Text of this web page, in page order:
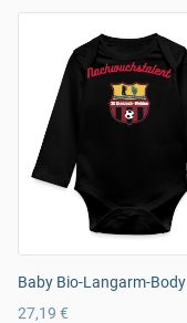
Baby Bio-Langarm-Body
27,19 €